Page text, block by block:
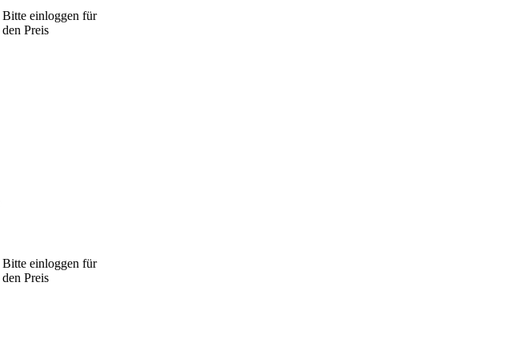
Bitte einloggen für
den Preis
Bitte einloggen für
den Preis